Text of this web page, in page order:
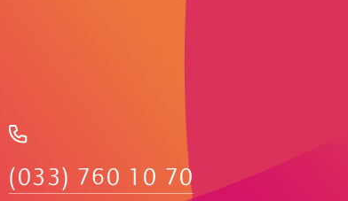
(033) 760 10 70